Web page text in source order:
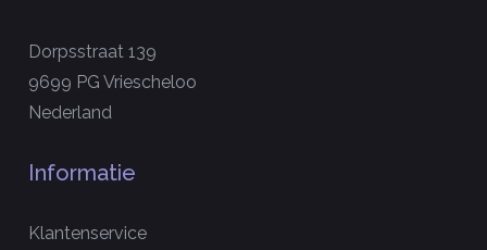
Dorpsstraat 139
9699 PG Vriescheloo
Nederland
Informatie
Klantenservice